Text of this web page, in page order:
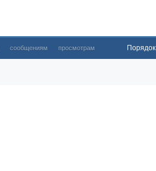
сообщениям просмотрам Порядок